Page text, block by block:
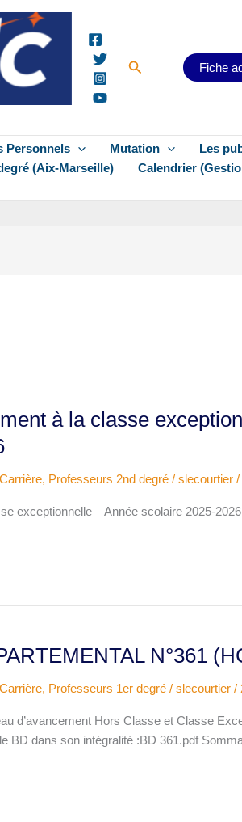
RechercherFiche
Personnels Mutation Les
(Aix-Marseille) Calendrier
à la classe
, Professeurs 2nd degré / slecourtier /
exceptionnelle – Année scolaire 2025-
N°361
, Professeurs 1er degré / slecourtier /
d’avancement Hors Classe et Classe
BD dans son intégralité :BD 361.pdf